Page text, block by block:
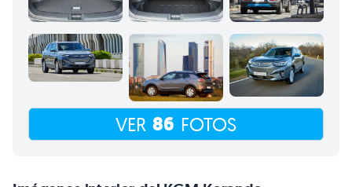
VER 86 FOTOS
Imágenes interior del KGM Korando